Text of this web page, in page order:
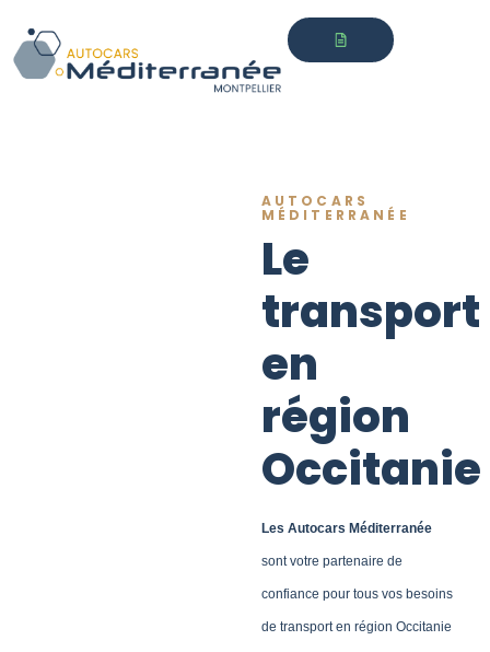
AUTOCARS
MÉDITERRANÉE
Le
transport
en
région
Occitanie
Les Autocars Méditerranée
sont votre partenaire de
confiance pour tous vos besoins
de transport en région Occitanie